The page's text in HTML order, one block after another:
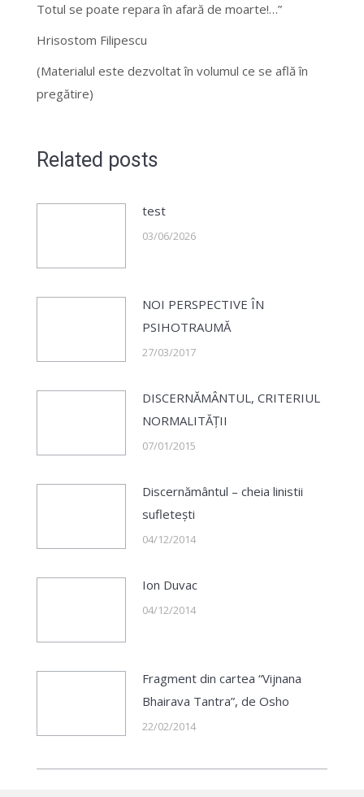
Totul se poate repara în afară de moarte!…”
Hrisostom Filipescu
(Materialul este dezvoltat în volumul ce se află în
pregătire)
Related posts
test
03/06/2026
NOI PERSPECTIVE ÎN
PSIHOTRAUMĂ
27/03/2017
DISCERNĂMÂNTUL, CRITERIUL
NORMALITĂŢII
07/01/2015
Discernământul – cheia linistii
sufletești
04/12/2014
Ion Duvac
04/12/2014
Fragment din cartea “Vijnana
Bhairava Tantra”, de Osho
22/02/2014